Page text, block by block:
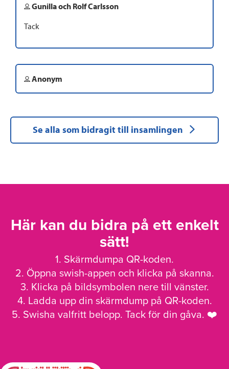
Gunilla och Rolf Carlsson
Tack
Anonym
Se alla som bidragit till insamlingen
Här kan du bidra på ett enkelt
sätt!
1. Skärmdumpa QR-koden.
2. Öppna swish-appen och klicka på skanna.
3. Klicka på bildsymbolen nere till vänster.
4. Ladda upp din skärmdump på QR-koden.
5. Swisha valfritt belopp. Tack för din gåva. ❤️